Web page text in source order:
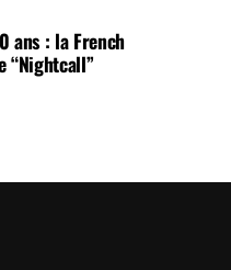
ans : la French
“Nightcall”